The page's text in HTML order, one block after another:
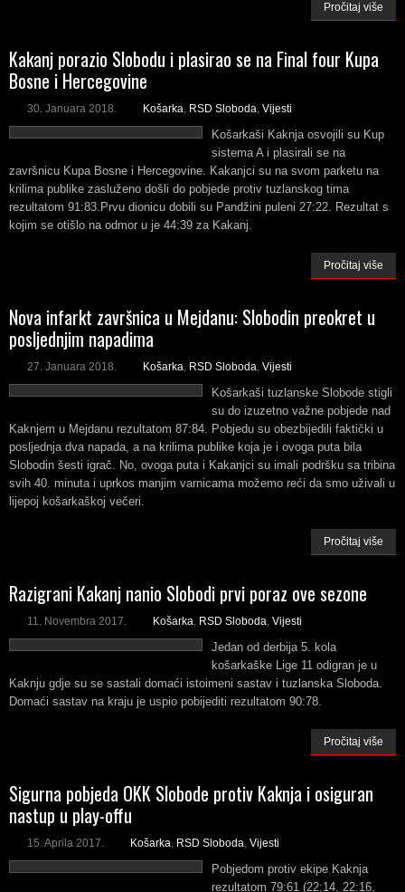
Pročitaj više
Kakanj porazio Slobodu i plasirao se na Final four Kupa
Bosne i Hercegovine
30. Januara 2018. Košarka, RSD Sloboda, Vijesti
Košarkaši Kaknja osvojili su Kup
sistema A i plasirali se na
završnicu Kupa Bosne i Hercegovine. Kakanjci su na svom parketu na
krilima publike zasluženo došli do pobjede protiv tuzlanskog tima
rezultatom 91:83.Prvu dionicu dobili su Pandžini puleni 27:22. Rezultat s
kojim se otišlo na odmor u je 44:39 za Kakanj.
Pročitaj više
Nova infarkt završnica u Mejdanu: Slobodin preokret u
posljednjim napadima
27. Januara 2018. Košarka, RSD Sloboda, Vijesti
Košarkaši tuzlanske Slobode stigli
su do izuzetno važne pobjede nad
Kaknjem u Mejdanu rezultatom 87:84. Pobjedu su obezbijedili faktički u
posljednja dva napada, a na krilima publike koja je i ovoga puta bila
Slobodin šesti igrač. No, ovoga puta i Kakanjci su imali podršku sa tribina
svih 40. minuta i uprkos manjim varnicama možemo reći da smo uživali u
lijepoj košarkaškoj večeri.
Pročitaj više
Razigrani Kakanj nanio Slobodi prvi poraz ove sezone
11. Novembra 2017. Košarka, RSD Sloboda, Vijesti
Jedan od derbija 5. kola
košarkaške Lige 11 odigran je u
Kaknju gdje su se sastali domaći istoimeni sastav i tuzlanska Sloboda.
Domaći sastav na kraju je uspio pobijediti rezultatom 90:78.
Pročitaj više
Sigurna pobjeda OKK Slobode protiv Kaknja i osiguran
nastup u play-offu
15. Aprila 2017. Košarka, RSD Sloboda, Vijesti
Pobjedom protiv ekipe Kaknja
rezultatom 79:61 (22:14, 22:16,